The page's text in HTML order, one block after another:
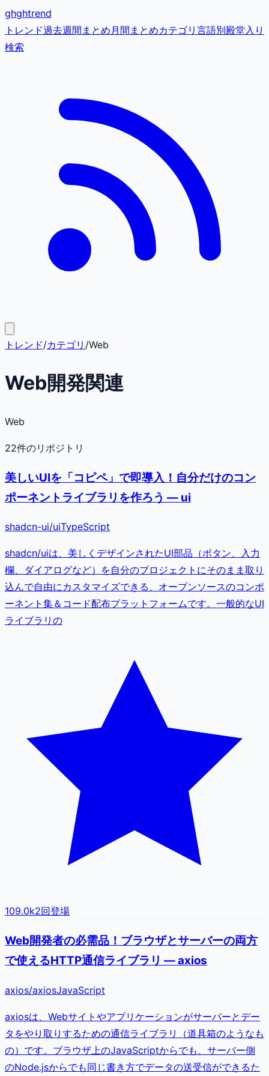
ghghtrend
トレンド過去週間まとめ月間まとめカテゴリ 言語別殿堂入り
検索
トレンド/カテゴリ /Web
Web開発関連
Web
22件のリポジトリ
美しいUIを「コピペ」で即導入！自分だけのコン
ポーネントライブラリを作ろう — ui
shadcn-ui/uiTypeScript
shadcn/uiは、美しくデザインされたUI部品（ボタン、入力
欄、ダイアログなど）を自分のプロジェクトにそのまま取り
込んで自由にカスタマイズできる、オープンソースのコンポ
ーネント集＆コード配布プラットフォームです。一般的なUI
ライブラリの
109.0k2回登場
Web開発者の必需品！ブラウザとサーバーの両方
で使えるHTTP通信ライブラリ — axios
axios/axiosJavaScript
axiosは、Webサイトやアプリケーションがサーバーとデー
タをやり取りするための通信ライブラリ（道具箱のようなも
の）です。ブラウザ上のJavaScriptからでも、サーバー側
のNode.jsからでも同じ書き方でデータの送受信ができるた